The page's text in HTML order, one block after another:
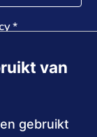
van
gebruikt
*